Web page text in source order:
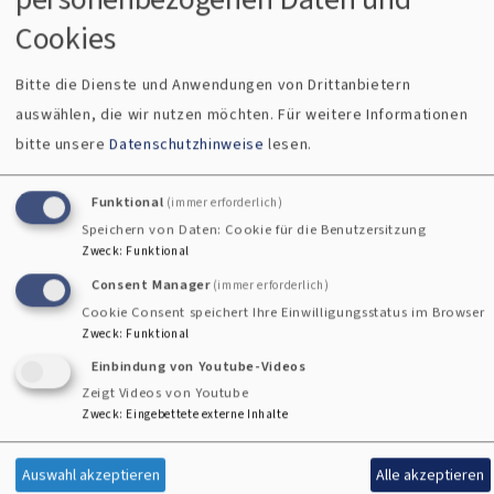
Hauskreis
Jeweils dienstagabends, im 14-tägigen Rhythmus in
verschiedenen Häusern treffen sich Menschen wie Du und
Ich zum gemeinsamen Gespräch über die Bibel, Kirche,
Glauben, Gott und die Welt.
Cookies
Bitte die Dienste und Anwendungen von Drittanbietern
auswählen, die wir nutzen möchten.Für weitere Informationen
bitte unsereDatenschutzhinweise lesen.
Funktional (immer erforderlich)
Speichern von Daten: Cookie für die Benutzersitzung
Zweck: Funktional
Consent Manager (immer erforderlich)
Cookie Consent speichert Ihre Einwilligungsstatus im Browser
Zweck: Funktional
Einbindung von Youtube-Videos
Zeigt Videos von Youtube
Zweck: Eingebettete externe Inhalte
Auswahl akzeptieren Alle akzeptieren